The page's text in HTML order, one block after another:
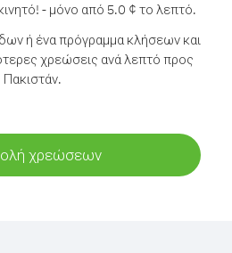
- μόνο από 5.0 ¢ το λεπτό.
ή ένα πρόγραμμα κλήσεων και
χρεώσεις ανά λεπτό προς
Πακιστάν.
χρεώσεων